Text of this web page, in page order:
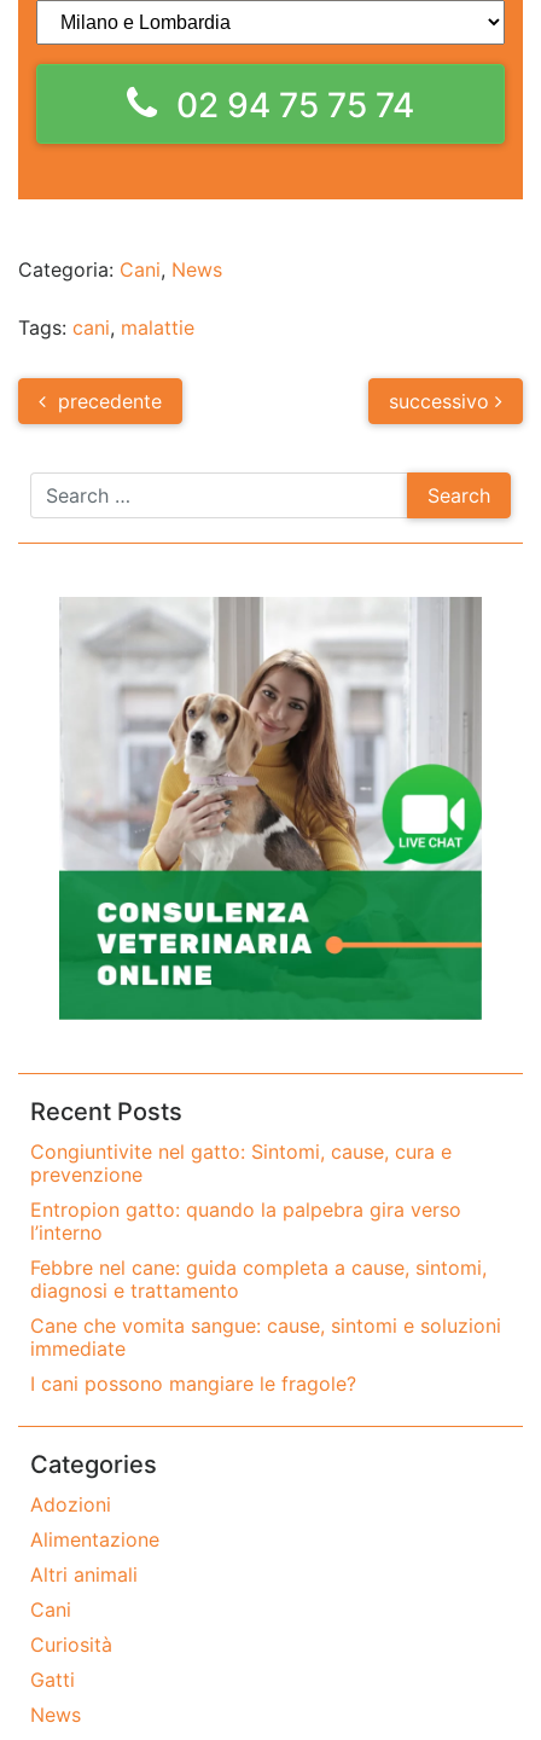
02 94 75 75 74
Categoria: Cani, News
Tags: cani, malattie
Post
navigation
precedente successivo
Recent Posts
Congiuntivite nel gatto: Sintomi, cause, cura e
prevenzione
Entropion gatto: quando la palpebra gira verso
l’interno
Febbre nel cane: guida completa a cause, sintomi,
diagnosi e trattamento
Cane che vomita sangue: cause, sintomi e soluzioni
immediate
I cani possono mangiare le fragole?
Categories
Adozioni
Alimentazione
Altri animali
Cani
Curiosità
Gatti
News